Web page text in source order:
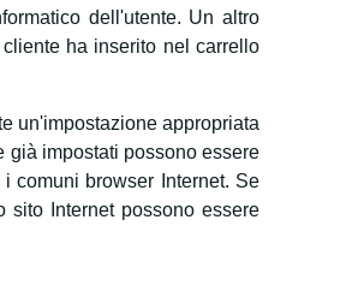
dell'utente. Un altro
ha inserito nel carrello
un'impostazione appropriata
già impostati possono essere
comuni browser Internet. Se
sito Internet possono essere